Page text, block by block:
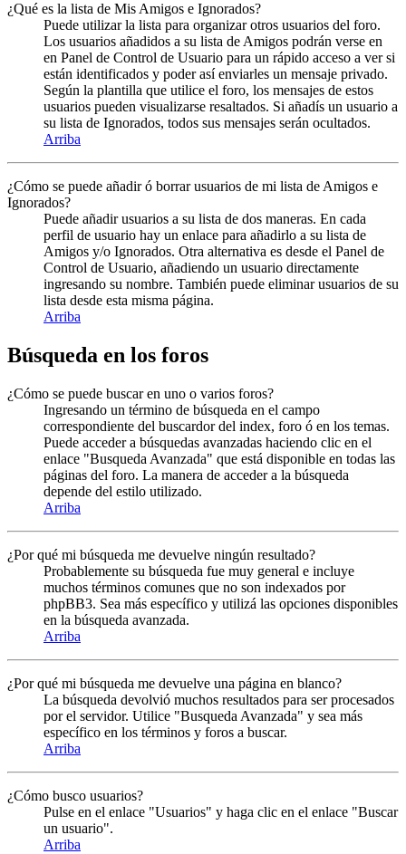
¿Qué es la lista de Mis Amigos e Ignorados?
Puede utilizar la lista para organizar otros usuarios del foro.
Los usuarios añadidos a su lista de Amigos podrán verse en
en Panel de Control de Usuario para un rápido acceso a ver si
están identificados y poder así enviarles un mensaje privado.
Según la plantilla que utilice el foro, los mensajes de estos
usuarios pueden visualizarse resaltados. Si añadís un usuario a
su lista de Ignorados, todos sus mensajes serán ocultados.
Arriba
¿Cómo se puede añadir ó borrar usuarios de mi lista de Amigos e
Ignorados?
Puede añadir usuarios a su lista de dos maneras. En cada
perfil de usuario hay un enlace para añadirlo a su lista de
Amigos y/o Ignorados. Otra alternativa es desde el Panel de
Control de Usuario, añadiendo un usuario directamente
ingresando su nombre. También puede eliminar usuarios de su
lista desde esta misma página.
Arriba
Búsqueda en los foros
¿Cómo se puede buscar en uno o varios foros?
Ingresando un término de búsqueda en el campo
correspondiente del buscardor del index, foro ó en los temas.
Puede acceder a búsquedas avanzadas haciendo clic en el
enlace "Busqueda Avanzada" que está disponible en todas las
páginas del foro. La manera de acceder a la búsqueda
depende del estilo utilizado.
Arriba
¿Por qué mi búsqueda me devuelve ningún resultado?
Probablemente su búsqueda fue muy general e incluye
muchos términos comunes que no son indexados por
phpBB3. Sea más específico y utilizá las opciones disponibles
en la búsqueda avanzada.
Arriba
¿Por qué mi búsqueda me devuelve una página en blanco?
La búsqueda devolvió muchos resultados para ser procesados
por el servidor. Utilice "Busqueda Avanzada" y sea más
específico en los términos y foros a buscar.
Arriba
¿Cómo busco usuarios?
Pulse en el enlace "Usuarios" y haga clic en el enlace "Buscar
un usuario".
Arriba